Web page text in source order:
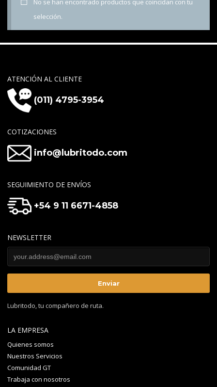
No se han encontrado productos que coincidan con tu
selección.
ATENCIÓN AL CLIENTE
(011) 4795-3954
COTIZACIONES
info@lubritodo.com
SEGUIMIENTO DE ENVÍOS
+54 9 11 6671-4858
NEWSLETTER
Lubritodo, tu compañero de ruta.
LA EMPRESA
Quienes somos
Nuestros Servicios
Comunidad GT
Trabaja con nosotros